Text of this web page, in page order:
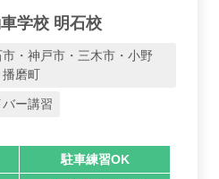
学校 明石校
・神戸市・三木市・小野
磨町
ー講習
駐車練習OK